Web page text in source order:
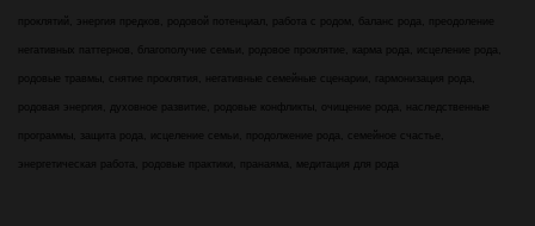
проклятий, энергия предков, родовой потенциал, работа с родом, баланс рода, преодоление
негативных паттернов, благополучие семьи, родовое проклятие, карма рода, исцеление рода,
родовые травмы, снятие проклятия, негативные семейные сценарии, гармонизация рода,
родовая энергия, духовное развитие, родовые конфликты, очищение рода, наследственные
программы, защита рода, исцеление семьи, продолжение рода, семейное счастье,
энергетическая работа, родовые практики, пранаяма, медитация для рода